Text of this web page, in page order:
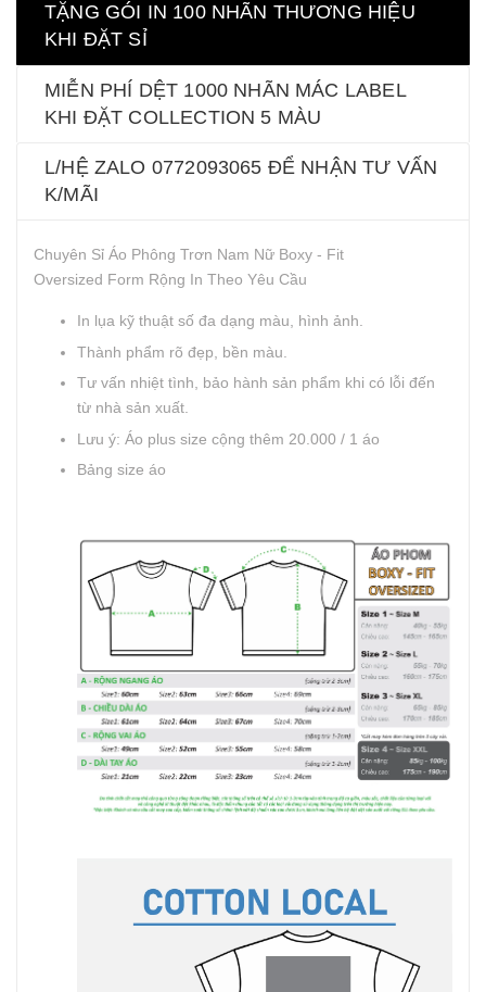
TẶNG GÓI IN 100 NHÃN THƯƠNG HIỆU
KHI ĐẶT SỈ
MIỄN PHÍ DỆT 1000 NHÃN MÁC LABEL
KHI ĐẶT COLLECTION 5 MÀU
L/HỆ ZALO 0772093065 ĐỂ NHẬN TƯ VẤN
K/MÃI
Chuyên Sỉ Áo Phông Trơn Nam Nữ Boxy - Fit
Oversized Form Rộng In Theo Yêu Cầu
In lụa kỹ thuật số đa dạng màu, hình ảnh.
Thành phẩm rõ đẹp, bền màu.
Tư vấn nhiệt tình, bảo hành sản phẩm khi có lỗi đến
từ nhà sản xuất.
Lưu ý: Áo plus size cộng thêm 20.000 / 1 áo
Bảng​​ size áo​​​​​